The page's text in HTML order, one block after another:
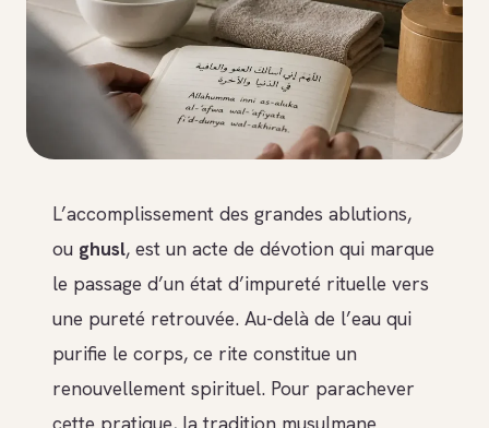
L’accomplissement des grandes ablutions,
ou ghusl, est un acte de dévotion qui marque
le passage d’un état d’impureté rituelle vers
une pureté retrouvée. Au-delà de l’eau qui
purifie le corps, ce rite constitue un
renouvellement spirituel. Pour parachever